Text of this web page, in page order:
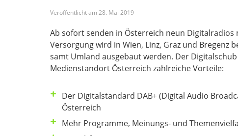
Veröffentlicht am 28. Mai 2019
Ab sofort senden in Österreich neun
Versorgung wird in Wien, Linz, Graz und
samt Umland ausgebaut werden. Der
Medienstandort Österreich zahlreiche Vorteile:
Der Digitalstandard DAB+ (Digital Audio
Österreich
Mehr Programme, Meinungs- und